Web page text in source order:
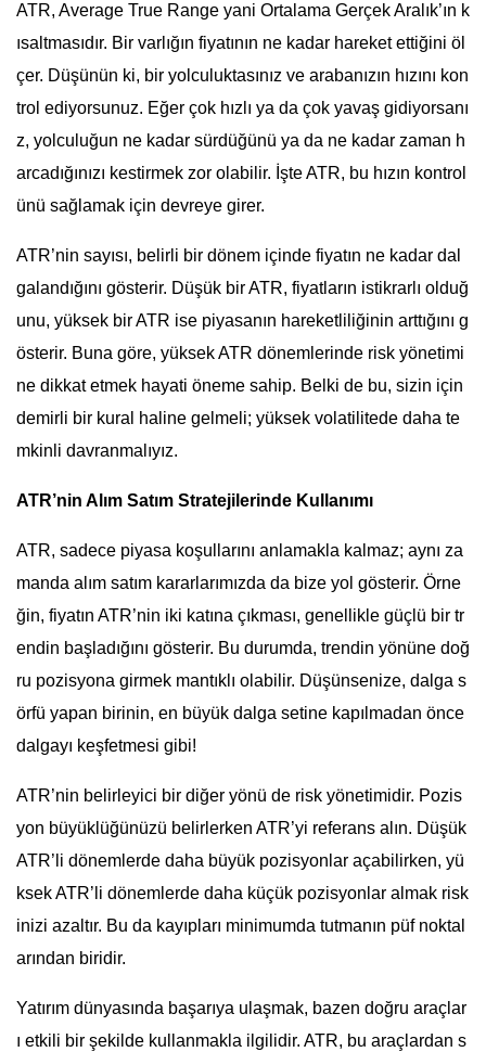
ATR, Average True Range yani Ortalama Gerçek Aralık’ın k
ısaltmasıdır. Bir varlığın fiyatının ne kadar hareket ettiğini öl
çer. Düşünün ki, bir yolculuktasınız ve arabanızın hızını kon
trol ediyorsunuz. Eğer çok hızlı ya da çok yavaş gidiyorsanı
z, yolculuğun ne kadar sürdüğünü ya da ne kadar zaman h
arcadığınızı kestirmek zor olabilir. İşte ATR, bu hızın kontrol
ünü sağlamak için devreye girer.
ATR’nin sayısı, belirli bir dönem içinde fiyatın ne kadar dal
galandığını gösterir. Düşük bir ATR, fiyatların istikrarlı olduğ
unu, yüksek bir ATR ise piyasanın hareketliliğinin arttığını g
österir. Buna göre, yüksek ATR dönemlerinde risk yönetimi
ne dikkat etmek hayati öneme sahip. Belki de bu, sizin için
demirli bir kural haline gelmeli; yüksek volatilitede daha te
mkinli davranmalıyız.
ATR’nin Alım Satım Stratejilerinde Kullanımı
ATR, sadece piyasa koşullarını anlamakla kalmaz; aynı za
manda alım satım kararlarımızda da bize yol gösterir. Örne
ğin, fiyatın ATR’nin iki katına çıkması, genellikle güçlü bir tr
endin başladığını gösterir. Bu durumda, trendin yönüne doğ
ru pozisyona girmek mantıklı olabilir. Düşünsenize, dalga s
örfü yapan birinin, en büyük dalga setine kapılmadan önce
dalgayı keşfetmesi gibi!
ATR’nin belirleyici bir diğer yönü de risk yönetimidir. Pozis
yon büyüklüğünüzü belirlerken ATR’yi referans alın. Düşük
ATR’li dönemlerde daha büyük pozisyonlar açabilirken, yü
ksek ATR’li dönemlerde daha küçük pozisyonlar almak risk
inizi azaltır. Bu da kayıpları minimumda tutmanın püf noktal
arından biridir.
Yatırım dünyasında başarıya ulaşmak, bazen doğru araçlar
ı etkili bir şekilde kullanmakla ilgilidir. ATR, bu araçlardan s